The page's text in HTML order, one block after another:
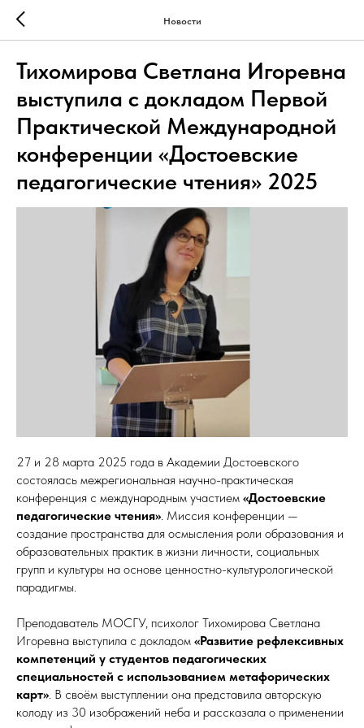
Новости
Тихомирова Светлана Игоревна
выступила с докладом Первой
Практической Международной
конференции «Достоевские
педагогические чтения» 2025
27 и 28 марта 2025 года в Академии Достоевского
состоялась межрегиональная научно-практическая
конференция с международным участием «Достоевские
педагогические чтения» . Миссия конференции —
создание пространства для осмысления роли образования и
образовательных практик в жизни личности, социальных
групп и культуры на основе ценностно-культурологической
парадигмы.
Преподаватель МОСГУ, психолог Тихомирова Светлана
Игоревна выступила с докладом «Развитие рефлексивных
компетенций у студентов педагогических
специальностей с использованием метафорических
карт» . В своём выступлении она представила авторскую
колоду из 30 изображений неба и рассказала о применении